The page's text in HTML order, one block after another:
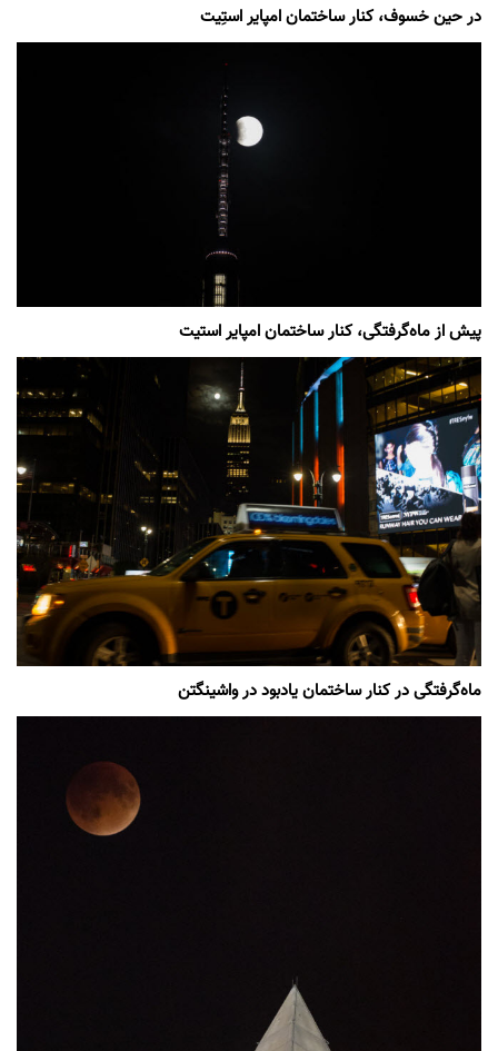
در حین خسوف، کنار ساختمان امپایر استِیت
پیش از ماه‌گرفتگی، کنار ساختمان امپایر استیت
ماه‌گرفتگی در کنار ساختمان یادبود در واشینگتن